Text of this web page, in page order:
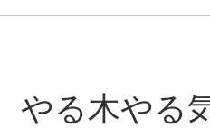
やる木やる